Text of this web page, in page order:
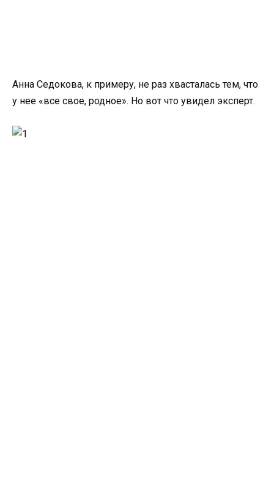
Анна Седокова, к примеру, не раз хвасталась тем, что
у нее «все свое, родное». Но вот что увидел эксперт.